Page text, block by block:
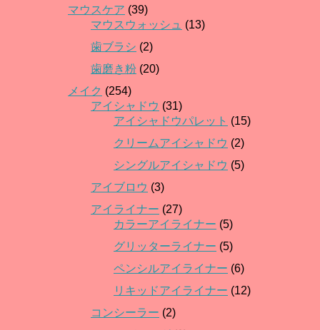
マウスケア (39)
マウスウォッシュ (13)
歯ブラシ (2)
歯磨き粉 (20)
メイク (254)
アイシャドウ (31)
アイシャドウパレット (15)
クリームアイシャドウ (2)
シングルアイシャドウ (5)
アイブロウ (3)
アイライナー (27)
カラーアイライナー (5)
グリッターライナー (5)
ペンシルアイライナー (6)
リキッドアイライナー (12)
コンシーラー (2)